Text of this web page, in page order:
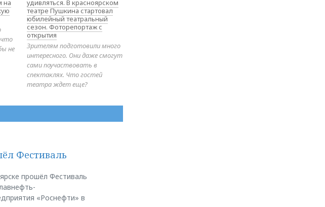
на
не
удивляться. В красноярском
театре Пушкина стартовал
юбилейный театральный
сезон. Фоторепортаж с
открытия
Зрителям подготовили много
интересного. Они даже смогут
сами поучаствовать в
спектаклях. Что гостей
театра ждет еще?
Фестиваль
прошёл Фестиваль
«Роснефти» в